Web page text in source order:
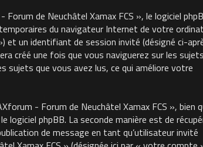
de Neuchâtel Xamax FCS », le logiciel
du navigateur Internet de votre
et un identifiant de session invité (désigné ci-
créé une fois que vous naviguerez sur les
sujets que vous avez lus, ce qui améliore votre
- Forum de Neuchâtel Xamax FCS », bien
phpBB. La seconde manière est de
de message en tant qu’utilisateur invité